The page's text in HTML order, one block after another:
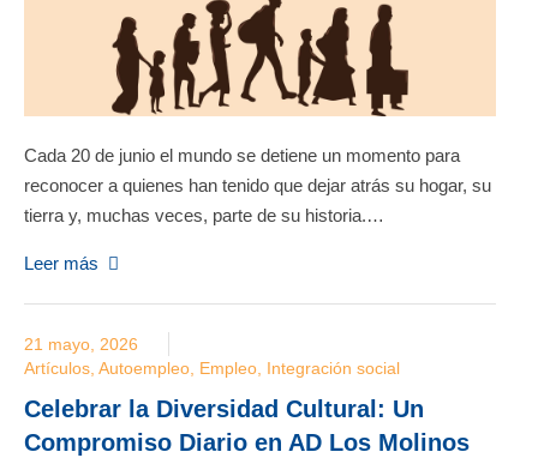
Cada 20 de junio el mundo se detiene un momento para
reconocer a quienes han tenido que dejar atrás su hogar, su
tierra y, muchas veces, parte de su historia.…
Leer más
21 mayo, 2026
Artículos, Autoempleo, Empleo, Integración social
Celebrar la Diversidad Cultural: Un
Compromiso Diario en AD Los Molinos